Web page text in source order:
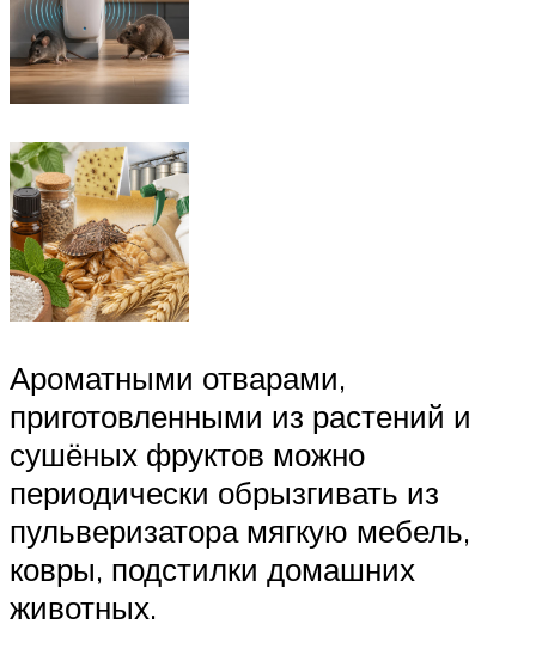
Ароматными отварами,
приготовленными из растений и
сушёных фруктов можно
периодически обрызгивать из
пульверизатора мягкую мебель,
ковры, подстилки домашних
животных.